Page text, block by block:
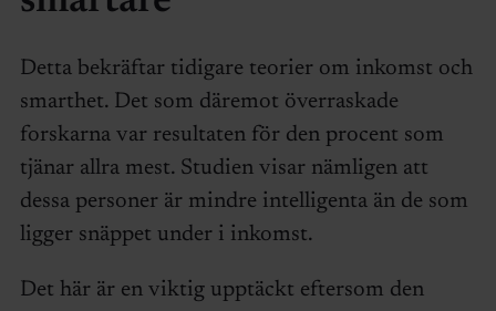
Detta bekräftar tidigare teorier om inkomst och
smarthet. Det som däremot överraskade
forskarna var resultaten för den procent som
tjänar allra mest. Studien visar nämligen att
dessa personer är mindre intelligenta än de som
ligger snäppet under i inkomst.
Det här är en viktig upptäckt eftersom den